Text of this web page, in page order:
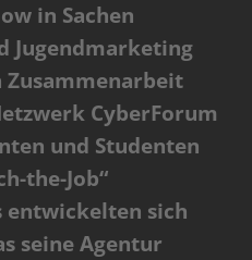
in Sachen
Jugendmarketing
Zusammenarbeit
CyberForum
und Studenten
the-Job“
entwickelten sich
seine Agentur